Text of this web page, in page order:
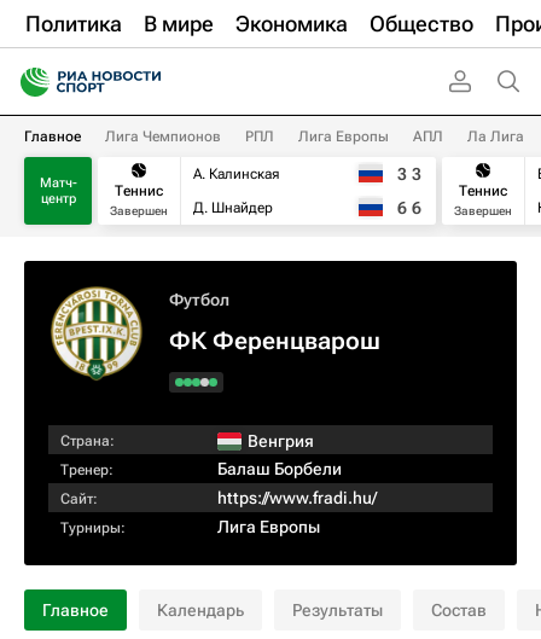
Политика В мире Экономика Общество
Главное Лига Чемпионов РПЛ Лига Европы АПЛ Ла Лига
Матч-
центр
Теннис
Завершен
А. Калинская
Д. Шнайдер
3 3
6 6
Теннис
Завершен
Футбол
ФК Ференцварош
Страна: Венгрия
Тренер: Балаш Борбели
Сайт: https://www.fradi.hu/
Турниры: Лига Европы
Главное Календарь Результаты Состав